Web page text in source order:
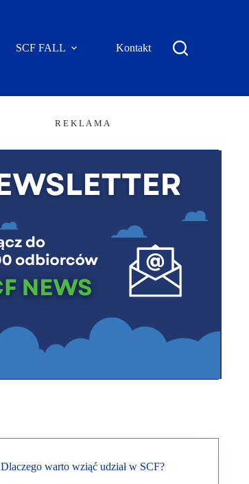
SCF FALL Kontakt
R E K L A M A
Dlaczego warto wziąć udział w SCF?